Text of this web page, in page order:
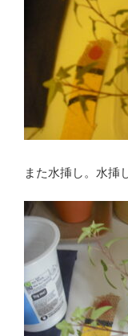
また水挿し。水挿